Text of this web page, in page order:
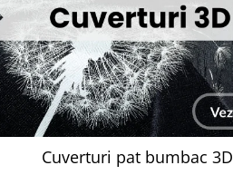
Cuverturi pat bumbac 3D